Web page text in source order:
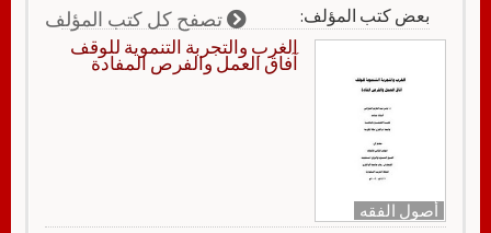
بعض كتب المؤلف: تصفح كل كتب المؤلف
أصول الفقه
الغرب والتجربة التنموية للوقف
آفاق العمل والفرص المفادة